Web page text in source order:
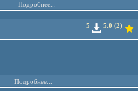
Подробнее...
5 5.0 (2)
Подробнее...